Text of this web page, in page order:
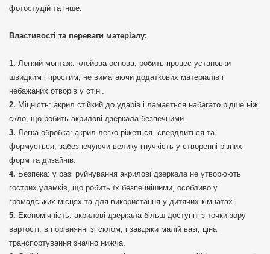
фотостудій та інше.
Властивості та переваги матеріалу:
Легкий монтаж: клейова основа, робить процес установки
швидким і простим, не вимагаючи додаткових матеріалів і
небажаних отворів у стіні.
Міцність: акрил стійкий до ударів і ламається набагато рідше ніж
скло, що робить акрилові дзеркала безпечними.
Легка обробка: акрил легко ріжеться, свердлиться та
формується, забезпечуючи велику гнучкість у створенні різних
форм та дизайнів.
Безпека: у разі руйнування акрилові дзеркала не утворюють
гострих уламків, що робить їх безпечнішими, особливо у
громадських місцях та для використання у дитячих кімнатах.
Економічність: акрилові дзеркала більш доступні з точки зору
вартості, в порівнянні зі склом, і завдяки малій вазі, ціна
транспортування значно нижча.